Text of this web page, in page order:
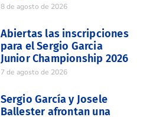
8 de agosto de 2026
Abiertas las inscripciones
para el Sergio Garcia
Junior Championship 2026
7 de agosto de 2026
Sergio García y Josele
Ballester afrontan una